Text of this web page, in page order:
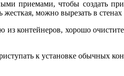
приемами, чтобы создать
жесткая, можно вырезать в
контейнеров, хорошо
к установке обычных